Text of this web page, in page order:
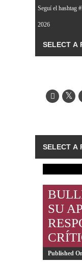
Seguí el hashtag
2026
SU
Published